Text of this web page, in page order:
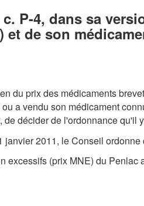
P-4, dans sa
et de son
du prix des médicaments
a vendu son médicament
décider de l'ordonnance qu'il
2011, le Conseil ordonne
excessifs (prix MNE) du Penlac